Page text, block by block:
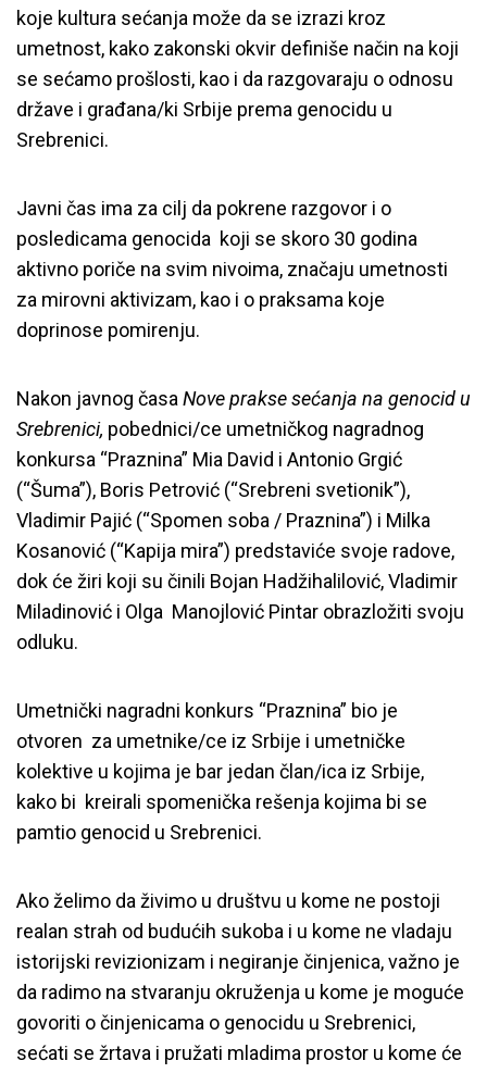
koje kultura sećanja može da se izrazi kroz
umetnost, kako zakonski okvir definiše način na koji
se sećamo prošlosti, kao i da razgovaraju o odnosu
države i građana/ki Srbije prema genocidu u
Srebrenici.
Javni čas ima za cilj da pokrene razgovor i o
posledicama genocida koji se skoro 30 godina
aktivno poriče na svim nivoima, značaju umetnosti
za mirovni aktivizam, kao i o praksama koje
doprinose pomirenju.
Nakon javnog časa Nove prakse sećanja na genocid u
Srebrenici, pobednici/ce umetničkog nagradnog
konkursa “Praznina” Mia David i Antonio Grgić
(“Šuma”), Boris Petrović (“Srebreni svetionik”),
Vladimir Pajić (“Spomen soba / Praznina”) i Milka
Kosanović (“Kapija mira”) predstaviće svoje radove,
dok će žiri koji su činili Bojan Hadžihalilović, Vladimir
Miladinović i Olga Manojlović Pintar obrazložiti svoju
odluku.
Umetnički nagradni konkurs “Praznina” bio je
otvoren za umetnike/ce iz Srbije i umetničke
kolektive u kojima je bar jedan član/ica iz Srbije,
kako bi kreirali spomenička rešenja kojima bi se
pamtio genocid u Srebrenici.
Ako želimo da živimo u društvu u kome ne postoji
realan strah od budućih sukoba i u kome ne vladaju
istorijski revizionizam i negiranje činjenica, važno je
da radimo na stvaranju okruženja u kome je moguće
govoriti o činjenicama o genocidu u Srebrenici,
sećati se žrtava i pružati mladima prostor u kome će